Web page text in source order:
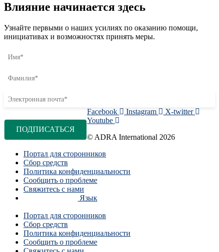
Влияние начинается здесь
Узнайте первыми о наших усилиях по оказанию помощи,
инициативах и возможностях принять меры.
Facebook Instagram
X-twitter
Youtube
© ADRA International 2026
Портал для сторонников
Сбор средств
Политика конфиденциальности
Сообщить о проблеме
Свяжитесь с нами
Язык
Портал для сторонников
Сбор средств
Политика конфиденциальности
Сообщить о проблеме